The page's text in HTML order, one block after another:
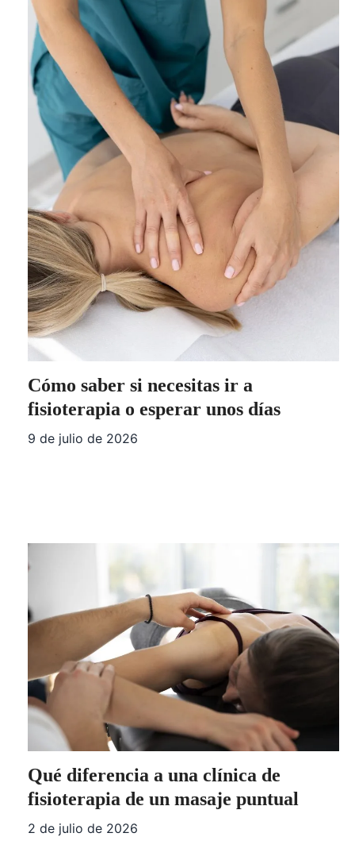
Cómo saber si necesitas ir a
fisioterapia o esperar unos días
9 de julio de 2026
Qué diferencia a una clínica de
fisioterapia de un masaje puntual
2 de julio de 2026